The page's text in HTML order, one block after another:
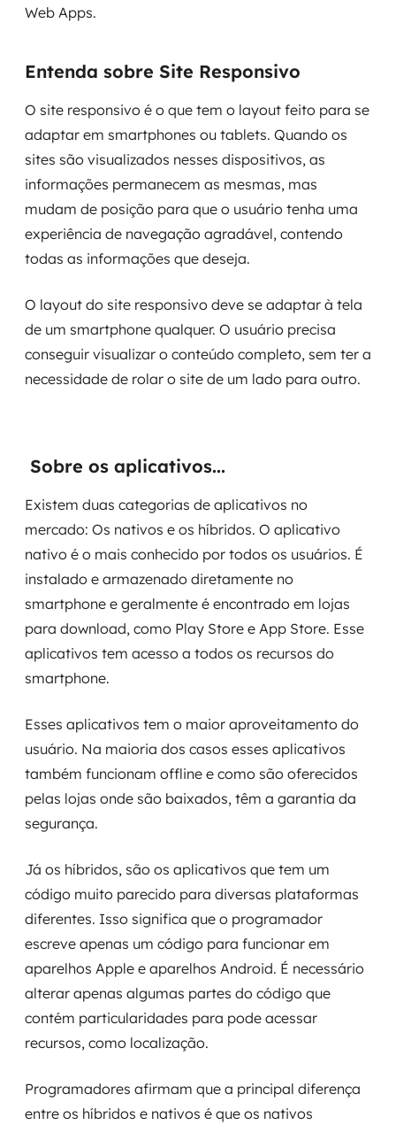
Modernização tecnológica
Transformação digital
UX / UI design
Sustentar operações com eficiência
Sustentação de aplicações
SRE / DevOps
Monitoramento 24x7
Suporte a banco de dados
Billing Cloud
Gestão de infraestrutura
Escalar com segurança
DevSecOps
MSS
Consultoria de segurança
Simulação de Phishing
Segurança de aplicações e Cloud
Web Apps.
Entenda sobre Site Responsivo
O site responsivo é o que tem o layout feito para se
adaptar em smartphones ou tablets. Quando os
sites são visualizados nesses dispositivos, as
informações permanecem as mesmas, mas
mudam de posição para que o usuário tenha uma
experiência de navegação agradável, contendo
todas as informações que deseja.
O layout do site responsivo deve se adaptar à tela
de um smartphone qualquer. O usuário precisa
conseguir visualizar o conteúdo completo, sem ter a
necessidade de rolar o site de um lado para outro.
Sobre os aplicativos...
Existem duas categorias de aplicativos no
mercado: Os nativos e os híbridos. O aplicativo
nativo é o mais conhecido por todos os usuários. É
instalado e armazenado diretamente no
smartphone e geralmente é encontrado em lojas
para download, como Play Store e App Store. Esse
aplicativos tem acesso a todos os recursos do
smartphone.
Esses aplicativos tem o maior aproveitamento do
usuário. Na maioria dos casos esses aplicativos
também funcionam offline e como são oferecidos
pelas lojas onde são baixados, têm a garantia da
segurança.
Já os híbridos, são os aplicativos que tem um
código muito parecido para diversas plataformas
diferentes. Isso significa que o programador
escreve apenas um código para funcionar em
aparelhos Apple e aparelhos Android. É necessário
alterar apenas algumas partes do código que
contém particularidades para pode acessar
recursos, como localização.
Programadores afirmam que a principal diferença
entre os híbridos e nativos é que os nativos